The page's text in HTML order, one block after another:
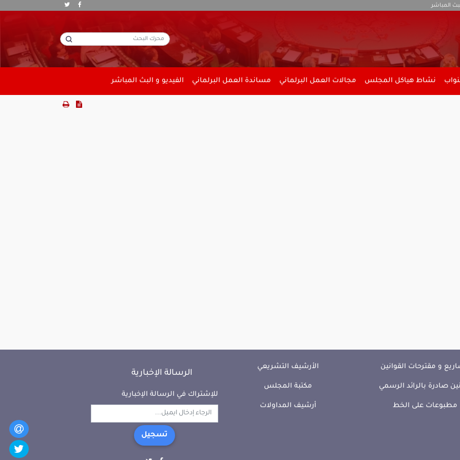
المباشر
نشاط هياكل المجلس مجالات العمل البرلماني مساندة العمل البرلماني الفيديو و البث المباشر
و مقترحات القوانين
صادرة بالرائد الرسمي
مطبوعات على الخط
الأرشيف التشريعي
مكتبة المجلس
أرشيف المداولات
الرسالة الإخبارية
للإشتراك في الرسالة الإخبارية
تسجيل